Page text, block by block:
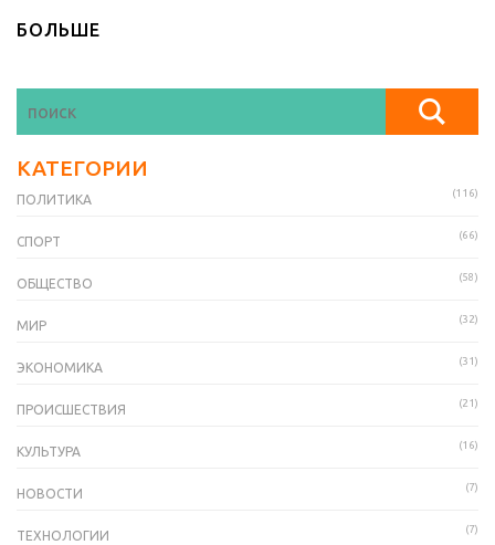
БОЛЬШЕ
КАТЕГОРИИ
ПОЛИТИКА (116)
СПОРТ (66)
ОБЩЕСТВО (58)
МИР (32)
ЭКОНОМИКА (31)
ПРОИСШЕСТВИЯ (21)
КУЛЬТУРА (16)
НОВОСТИ (7)
ТЕХНОЛОГИИ (7)